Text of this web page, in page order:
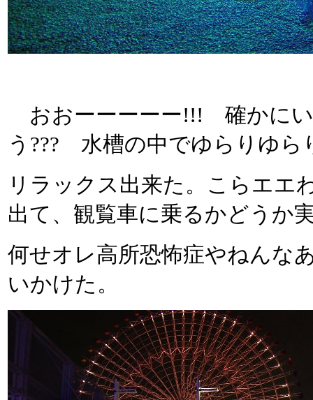
おおーーーーー!!! 確かにい
う??? 水槽の中でゆらりゆら
リラックス出来た。こらエエ
出て、観覧車に乗るかどうか
何せオレ高所恐怖症やねんな
いかけた。